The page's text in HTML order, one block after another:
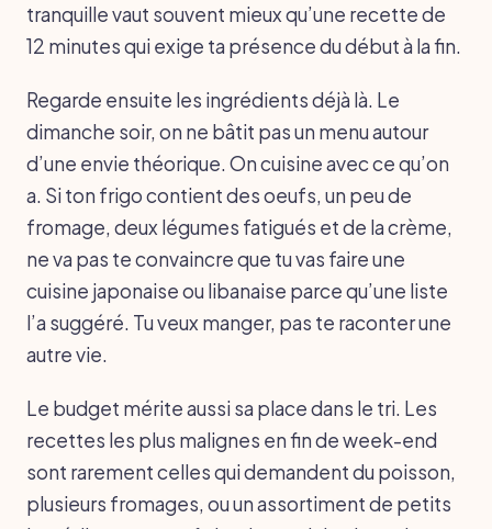
tranquille vaut souvent mieux qu’une recette de
12 minutes qui exige ta présence du début à la fin.
Regarde ensuite les ingrédients déjà là. Le
dimanche soir, on ne bâtit pas un menu autour
d’une envie théorique. On cuisine avec ce qu’on
a. Si ton frigo contient des oeufs, un peu de
fromage, deux légumes fatigués et de la crème,
ne va pas te convaincre que tu vas faire une
cuisine japonaise ou libanaise parce qu’une liste
l’a suggéré. Tu veux manger, pas te raconter une
autre vie.
Le budget mérite aussi sa place dans le tri. Les
recettes les plus malignes en fin de week-end
sont rarement celles qui demandent du poisson,
plusieurs fromages, ou un assortiment de petits